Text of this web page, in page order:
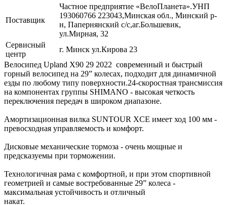
Поставщик
Частное предприятие «ВелоПланета».УНП
193060766 223043,Минская обл., Минский р-
н, Папернянский с/с,аг.Большевик,
ул.Мирная, 32
Сервисный
центр
г. Минск ул.Кирова 23
Велосипед Upland X90 29 2022 современный и быстрый
горный велосипед на 29” колесах, подходит для динамичной
езды по любому типу поверхности.24-скоростная трансмиссия
на компонентах группы SHIMANO - высокая четкость
переключения передач в широком диапазоне.
Амортизационная вилка SUNTOUR XCЕ имеет ход 100 мм -
превосходная управляемость и комфорт.
Дисковые механические тормоза - очень мощные и
предсказуемы при торможении.
Технологичная рама с комфортной, и при этом спортивной
геометрией и самые востребованные 29” колеса -
максимальная устойчивость и отличный